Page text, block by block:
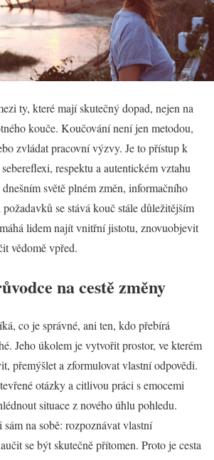
ty, které mají skutečný dopad, nejen na
kouče. Koučování není jen metodou,
zvládat pracovní výzvy. Je to přístup k
respektu a autentickém vztahu
světě plném změn, informačního
se stává kouč stále důležitějším
lidem najít vnitřní jistotu, znovuobjevit
vědomě vpřed.
na cestě změny
co je správné, ani ten, kdo přebírá
Jeho úkolem je vytvořit prostor, ve kterém
přemýšlet a zformulovat vlastní odpovědi.
otázky a citlivou práci s emocemi
situace z nového úhlu pohledu.
sám na sobě: rozpoznávat vlastní
se být skutečně přítomen. Proto je cesta